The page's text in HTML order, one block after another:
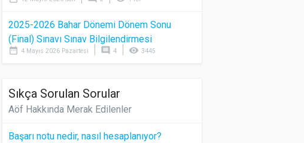
2025-2026 Bahar Dönemi Dönem Sonu
(Final) Sınavı Sınav Bilgilendirmesi
date_range 4 Mayıs 2026 Pazartesi comment 4 visibility 3445
Sıkça Sorulan Sorular
Aöf Hakkında Merak Edilenler
Başarı notu nedir, nasıl hesaplanıyor?